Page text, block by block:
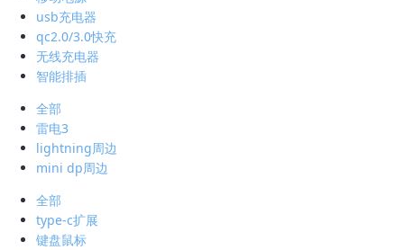
usb充电器
qc2.0/3.0快充
无线充电器
智能排插
全部
雷电3
lightning周边
mini dp周边
全部
type-c扩展
键盘鼠标